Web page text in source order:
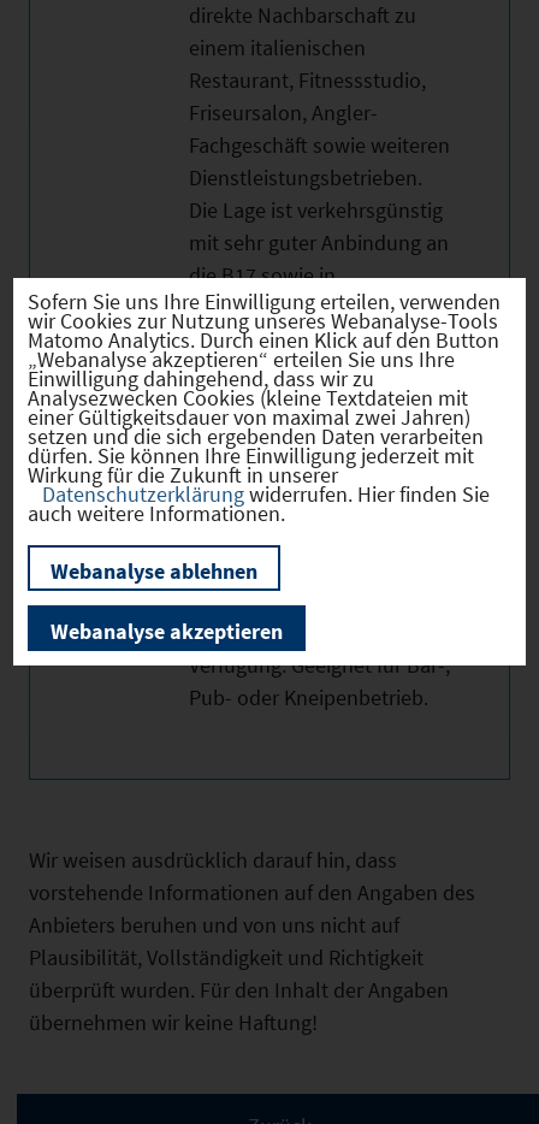
direkte Nachbarschaft zu
einem italienischen
Restaurant, Fitnessstudio,
Friseursalon, Angler-
Fachgeschäft sowie weiteren
Dienstleistungsbetrieben.
Die Lage ist verkehrsgünstig
mit sehr guter Anbindung an
die B17 sowie in
unmittelbarer Nähe zu
Schwabmünchen,
Lagerlechfeld und
Klosterlechfeld. Die
Gastronomiefläche ist
betriebsbereit und verfügt
über Tresen, Zapfanlage,
Sanitäranlagen. Ausreichend
Parkplätze stehen direkt am
Einkaufszentrum zur
Verfügung. Geeignet für Bar-,
Pub- oder Kneipenbetrieb.
Wir weisen ausdrücklich darauf hin, dass
vorstehende Informationen auf den Angaben des
Anbieters beruhen und von uns nicht auf
Plausibilität, Vollständigkeit und Richtigkeit
überprüft wurden. Für den Inhalt der Angaben
übernehmen wir keine Haftung!
Sofern Sie uns Ihre Einwilligung erteilen, verwenden
wir Cookies zur Nutzung unseres Webanalyse-Tools
Matomo Analytics. Durch einen Klick auf den Button
„Webanalyse akzeptieren“ erteilen Sie uns Ihre
Einwilligung dahingehend, dass wir zu
Analysezwecken Cookies (kleine Textdateien mit
einer Gültigkeitsdauer von maximal zwei Jahren)
setzen und die sich ergebenden Daten verarbeiten
dürfen. Sie können Ihre Einwilligung jederzeit mit
Wirkung für die Zukunft in unserer
Datenschutzerklärungwiderrufen. Hier finden Sie
auch weitere Informationen.
Webanalyse ablehnen
Webanalyse akzeptieren